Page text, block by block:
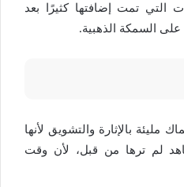
التي تمت إضافتها كثيرًا بعد
على السمكة الذهبية.
مليئة بالإثارة والتشويق لأنها
لم ترها من قبل، لأن وقت